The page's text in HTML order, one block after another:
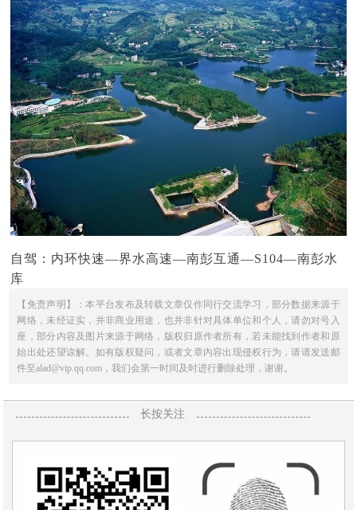
自驾：内环快速—界水高速—南彭互通—S104—南彭水
库
【免责声明】：本平台发布及转载文章仅作同行交流学习，部分数据来源于
网络，未经证实，并非商业用途，也并非针对具体单位和个人，请勿对号入
座，部分内容及图片来源于网络，版权归原作者所有，若未能找到作者和原
始出处还望谅解。如有版权疑问，或者文章内容出现侵权行为，请请发送邮
件至alad@vip.qq.com，我们会第一时间及时进行删除处理，谢谢。
长按关注